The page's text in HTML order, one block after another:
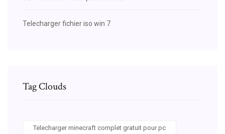
Telecharger fichier iso win 7
Tag Clouds
Telecharger minecraft complet gratuit pour pc